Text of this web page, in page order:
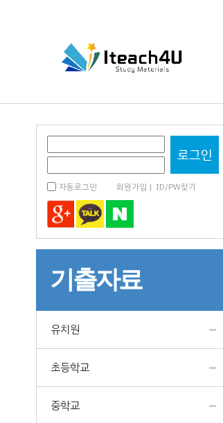
자동로그인 회원가입 | ID/PW찾기
기출자료
유치원
초등학교
중학교